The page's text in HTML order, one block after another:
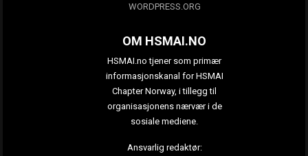
WORDPRESS.ORG
OM HSMAI.NO
HSMAI.no tjener som primær
informasjonskanal for HSMAI
Chapter Norway, i tillegg til
organisasjonens nærvær i de
sosiale mediene.
Ansvarlig redaktør: